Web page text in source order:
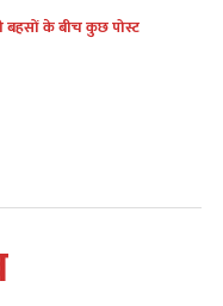
बहसों के बीच कुछ पोस्ट